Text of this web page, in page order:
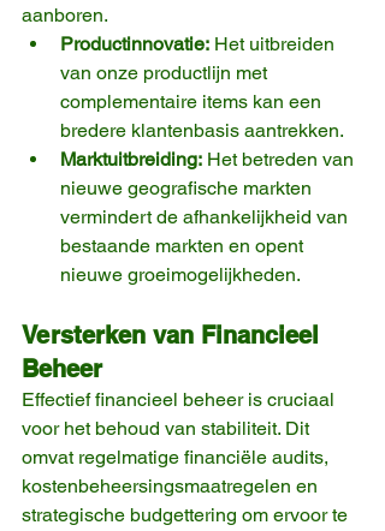
aanboren.
Productinnovatie: Het uitbreiden
van onze productlijn met
complementaire items kan een
bredere klantenbasis aantrekken.
Marktuitbreiding: Het betreden van
nieuwe geografische markten
vermindert de afhankelijkheid van
bestaande markten en opent
nieuwe groeimogelijkheden.
Versterken van Financieel
Beheer
Effectief financieel beheer is cruciaal
voor het behoud van stabiliteit. Dit
omvat regelmatige financiële audits,
kostenbeheersingsmaatregelen en
strategische budgettering om ervoor te